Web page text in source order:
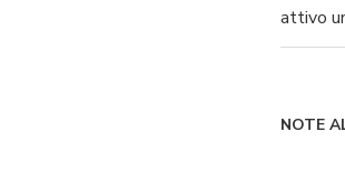
attivo
NOTE